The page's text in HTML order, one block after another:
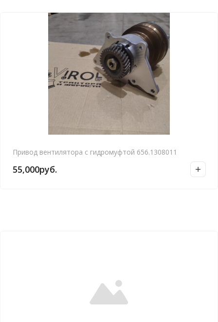
Привод вентилятора с гидромуфтой 656.1308011
55,000руб.